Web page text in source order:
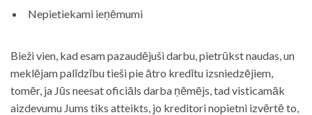
Nepietiekami ieņēmumi
Bieži vien, kad esam pazaudējuši darbu, pietrūkst naudas, un
meklējam palīdzību tieši pie ātro kredītu izsniedzējiem,
tomēr, ja Jūs neesat oficiāls darba ņēmējs, tad visticamāk
aizdevumu Jums tiks atteikts, jo kreditori nopietni izvērtē to,